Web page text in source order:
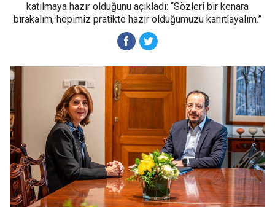
katılmaya hazır olduğunu açıkladı: “Sözleri bir kenara
bırakalım, hepimiz pratikte hazır olduğumuzu kanıtlayalım.”